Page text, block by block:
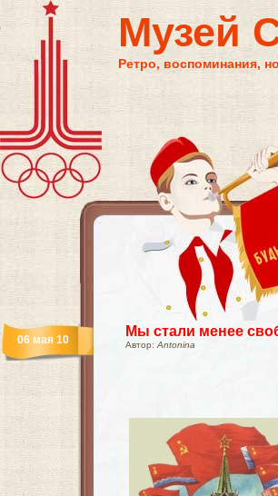
Музей
Ретро, воспоминания,
Мы стали менее
Автор: Antonina
06 мая 10